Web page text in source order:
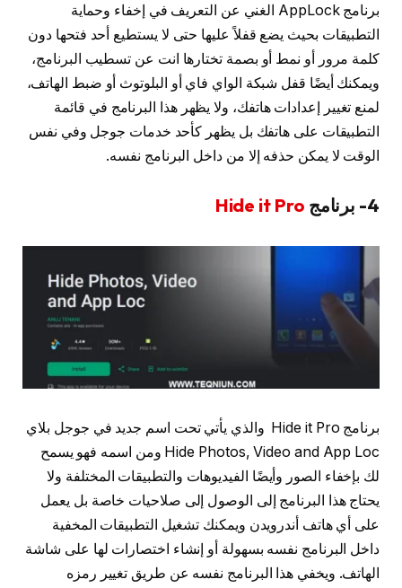
برنامج AppLock الغني عن التعريف في إخفاء وحماية
التطبيقات بحيث يضع قفلاً عليها حتى لا يستطيع أحد فتحها دون
كلمة مرور أو نمط أو بصمة تختارها انت عن تسطيب البرنامج،
ويمكنك أيضًا قفل شبكة الواي فاي أو البلوتوث أو ضبط الهاتف،
لمنع تغيير إعدادات هاتفك، ولا يظهر هذا البرنامج في قائمة
التطبيقات على هاتفك بل يظهر كأحد خدمات جوجل وفي نفس
الوقت لا يمكن حذفه إلا من داخل البرنامج نفسه.
4- برنامج Hide it Pro
برنامج Hide it Pro والذي يأتي تحت اسم جديد في جوجل بلاي
Hide Photos, Video and App Loc ومن اسمه فهو يسمح
لك بإخفاء الصور وأيضًا الفيديوهات والتطبيقات المختلفة ولا
يحتاج هذا البرنامج إلى الوصول إلى صلاحيات خاصة بل يعمل
على أي هاتف أندرويدن ويمكنك تشغيل التطبيقات المخفية
داخل البرنامج نفسه بسهولة أو إنشاء اختصارات لها على شاشة
الهاتف. ويخفي هذا البرنامج نفسه عن طريق تغيير رمزه